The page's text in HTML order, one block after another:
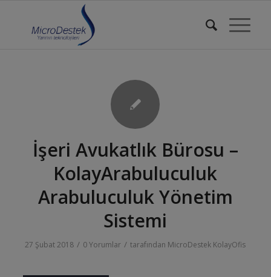
İşeri Avukatlık Bürosu –
KolayArabuluculuk
Arabuluculuk Yönetim
Sistemi
27 Şubat 2018 / 0 Yorumlar / tarafından MicroDestek KolayOfis